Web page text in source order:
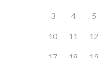
3 4 5
10 11 12